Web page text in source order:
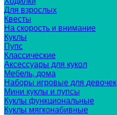
Для взрослых
Квесты
На скорость и внимание
Куклы
Пупс
Классические
Аксессуары для кукол
Мебель, дома
Наборы игровые для девочек
Мини куклы и пупсы
Куклы функциональные
Куклы мягконабивные